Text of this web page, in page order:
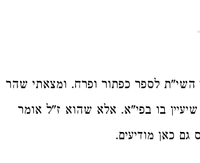
השי"ת לספר כפתור ופרח. ומצאתי שהר
בו בפי"א. אלא שהוא ז"ל אומר
גם כאן מודיעים.